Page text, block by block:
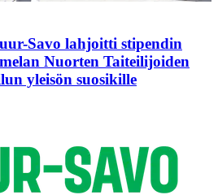
Savo lahjoitti stipendin
Nuorten Taiteilijoiden
yleisön suosikille